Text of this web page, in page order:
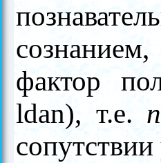
фактор
ldan), т.е.